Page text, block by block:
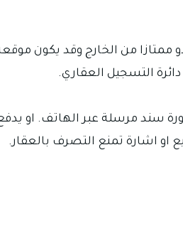
ممتازا من الخارج وقد يكون
التسجيل العقاري.
سند مرسلة عبر الهاتف. او
او اشارة تمنع التصرف بالعقار.